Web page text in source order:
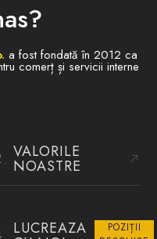
a fost fondată în 2012 ca
comerț și servicii interne
VALORILE
NOASTRE
LUCREAZA
POZIȚII